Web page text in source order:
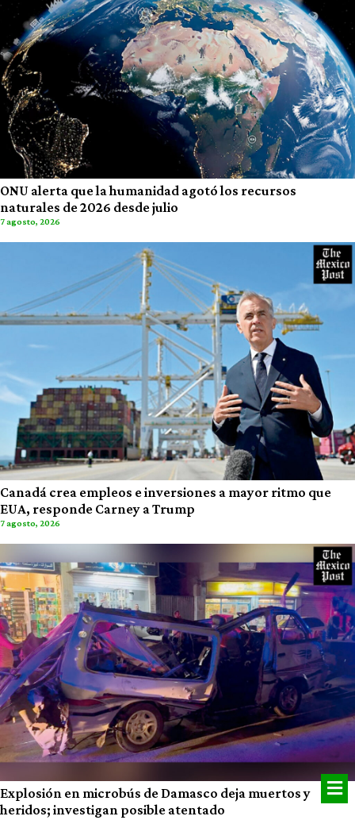
ONU alerta que la humanidad agotó los recursos
naturales de 2026 desde julio
7 agosto, 2026
Canadá crea empleos e inversiones a mayor ritmo que
EUA, responde Carney a Trump
7 agosto, 2026
Explosión en microbús de Damasco deja muertos y
heridos; investigan posible atentado